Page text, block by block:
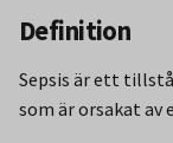
Definition
Sepsis är ett
som är orsakat